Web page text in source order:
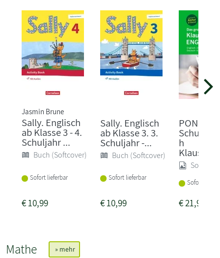
Jasmin Brune
Sally. Englisch
ab Klasse 3 - 4.
Schuljahr ...
Buch (Softcover)
Sofort lieferbar
€10,99
Sally. Englisch
ab Klasse 3. 3.
Schuljahr -...
Buch (Softcover)
Sofort lieferbar
€10,99
PONS
h
Sonstige
Sofort
€21,95
Mathe » mehr